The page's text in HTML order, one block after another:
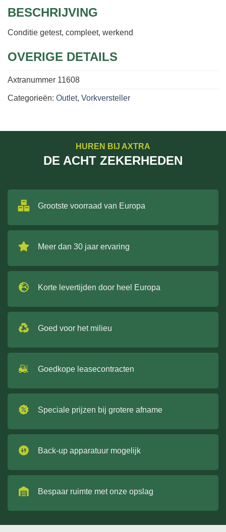
BESCHRIJVING
Conditie getest, compleet, werkend
OVERIGE DETAILS
Axtranummer 11608
Categorieën: Outlet, Vorkversteller
HUREN BIJ AXTRA
DE ACHT ZEKERHEDEN
Grootste voorraad van Europa
Meer dan 30 jaar ervaring
Korte levertijden door heel Europa
Goed voor het milieu
Goedkope leasecontracten
Speciale prijzen bij grotere afname
Back-up apparatuur mogelijk
Bespaar ruimte met onze opslag